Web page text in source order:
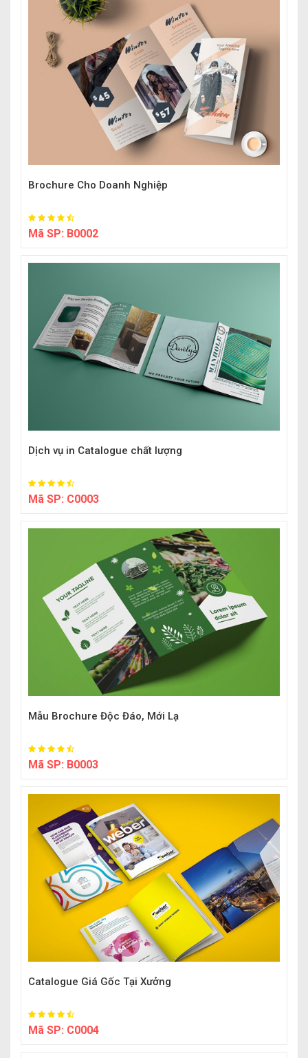
Brochure Cho Doanh Nghiệp
Mã SP: B0002
Dịch vụ in Catalogue chất lượng
Mã SP: C0003
Mẫu Brochure Độc Đáo, Mới Lạ
Mã SP: B0003
Catalogue Giá Gốc Tại Xưởng
Mã SP: C0004